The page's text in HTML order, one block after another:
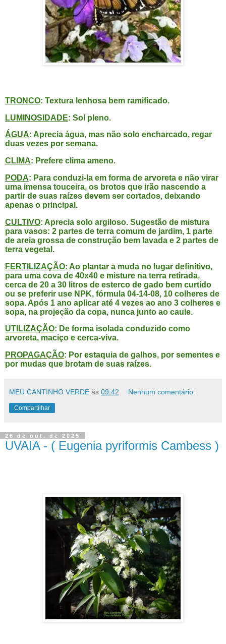
TRONCO: Textura lenhosa bem ramificado.
LUMINOSIDADE: Sol pleno.
ÁGUA: Aprecia água, mas não solo encharcado, regar
duas vezes por semana.
CLIMA: Prefere clima ameno.
PODA: Para conduzi-la em forma de arvoreta e não virar
uma imensa touceira, os brotos que irão nascendo a
partir de suas raízes devem ser cortados, deixando
apenas o principal.
CULTIVO: Aprecia solo argiloso. Sugestão de mistura
para vasos: 2 partes de terra comum de jardim, 1 parte
de areia grossa de construção bem lavada e 2 partes de
terra vegetal.
FERTILIZAÇÃO: Ao plantar a muda no lugar definitivo,
para uma cova de 40x40 e misture na terra retirada,
cerca de 20 a 30 litros de esterco de gado bem curtido
ou se preferir use NPK, fórmula 04-14-08, 10 colheres de
sopa. Após 1 ano aplicar até 4 vezes ao ano 3 colheres e
sopa, na projeção da copa, nunca junto ao caule.
UTILIZAÇÃO: De forma isolada conduzido como
arvoreta, maciço e cerca-viva.
PROPAGAÇÃO: Por estaquia de galhos, por sementes e
por mudas que brotam de suas raízes.
MEU CANTINHO VERDE às 09:42 Nenhum comentário:
Compartilhar
26 de out. de 2025
UVAIA - ( Eugenia pyriformis Cambess )